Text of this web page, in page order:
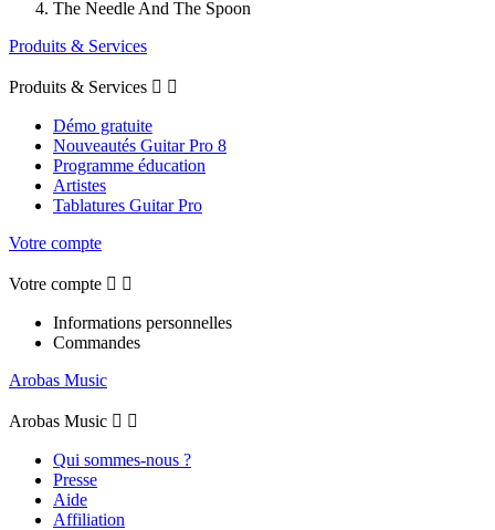
The Needle And The Spoon
Produits & Services
Produits & Services  
Démo gratuite
Nouveautés Guitar Pro 8
Programme éducation
Artistes
Tablatures Guitar Pro
Votre compte
Votre compte  
Informations personnelles
Commandes
Arobas Music
Arobas Music  
Qui sommes-nous ?
Presse
Aide
Affiliation